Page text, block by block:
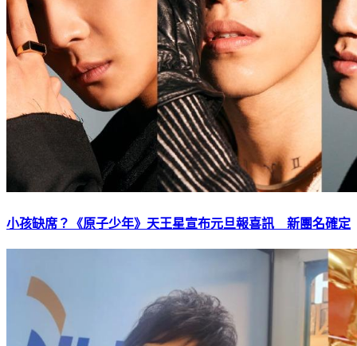
小孩缺席？《原子少年》天王星宣布元旦報喜訊 新團名確定